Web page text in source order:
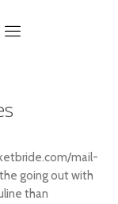
mail-
going out with
than